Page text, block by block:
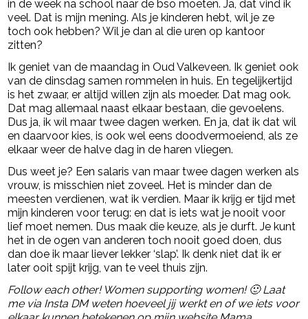
in de week na school naar de bso moeten. Ja, dat vind ik
veel. Dat is mijn mening. Als je kinderen hebt, wil je ze
toch ook hebben? Wil je dan al die uren op kantoor
zitten?
Ik geniet van de maandag in Oud Valkeveen. Ik geniet ook
van de dinsdag samen rommelen in huis. En tegelijkertijd
is het zwaar, er altijd willen zijn als moeder. Dat mag ook.
Dat mag allemaal naast elkaar bestaan, die gevoelens.
Dus ja, ik wil maar twee dagen werken. En ja, dat ik dat wil
en daarvoor kies, is ook wel eens doodvermoeiend, als ze
elkaar weer de halve dag in de haren vliegen.
Dus weet je? Een salaris van maar twee dagen werken als
vrouw, is misschien niet zoveel. Het is minder dan de
meesten verdienen, wat ik verdien. Maar ik krijg er tijd met
mijn kinderen voor terug: en dat is iets wat je nooit voor
lief moet nemen. Dus maak die keuze, als je durft. Je kunt
het in de ogen van anderen toch nooit goed doen, dus
dan doe ik maar liever lekker ‘slap’. Ik denk niet dat ik er
later ooit spijt krijg, van te veel thuis zijn.
Follow each other! Women supporting women! 🙂 Laat
me via Insta DM weten hoeveel jij werkt en of we iets voor